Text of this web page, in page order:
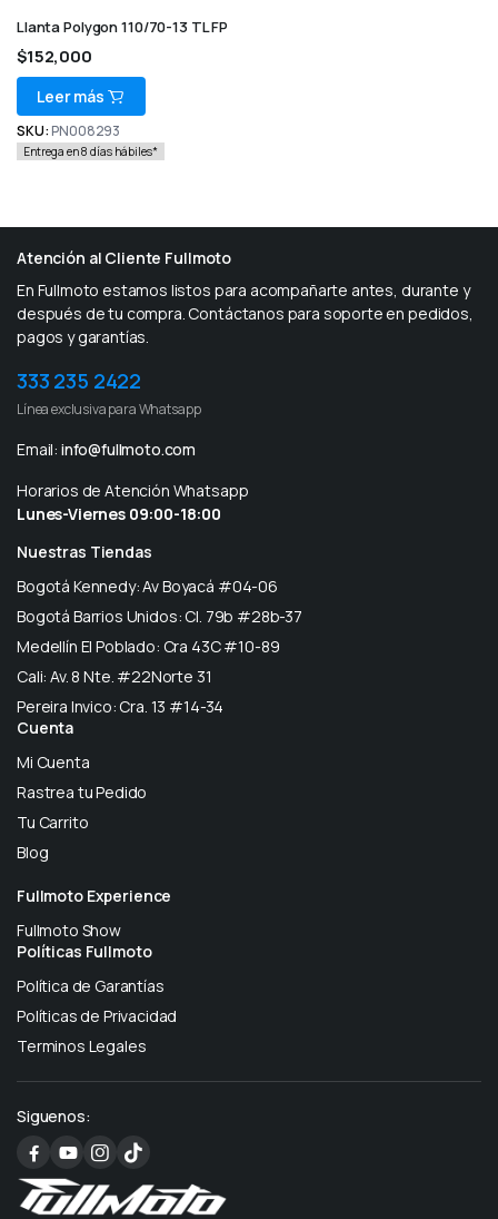
Llanta Polygon 110/70-13 TL FP
$152,000
Leer más
SKU: PN008293
Entrega en 8 días hábiles*
Atención al Cliente Fullmoto
En Fullmoto estamos listos para acompañarte antes, durante y
después de tu compra. Contáctanos para soporte en pedidos,
pagos y garantías.
333 235 2422
Línea exclusiva para Whatsapp
Email: info@fullmoto.com
Horarios de Atención Whatsapp
Lunes-Viernes 09:00-18:00
Nuestras Tiendas
Bogotá Kennedy: Av Boyacá #04-06
Bogotá Barrios Unidos: Cl. 79b #28b-37
Medellín El Poblado: Cra 43C #10-89
Cali: Av. 8 Nte. #22Norte 31
Pereira Invico: Cra. 13 #14-34
Cuenta
Mi Cuenta
Rastrea tu Pedido
Tu Carrito
Blog
Fullmoto Experience
Fullmoto Show
Políticas Fullmoto
Política de Garantías
Políticas de Privacidad
Terminos Legales
Siguenos: